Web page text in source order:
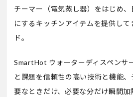
チーマー（電気蒸し器）をはじめ
にするキッチンアイテムを提供し
ド。
SmartHot ウォーターディスペンサ
と課題を信頼性の高い技術と機能
要なときだけ、必要な分だけ瞬間加